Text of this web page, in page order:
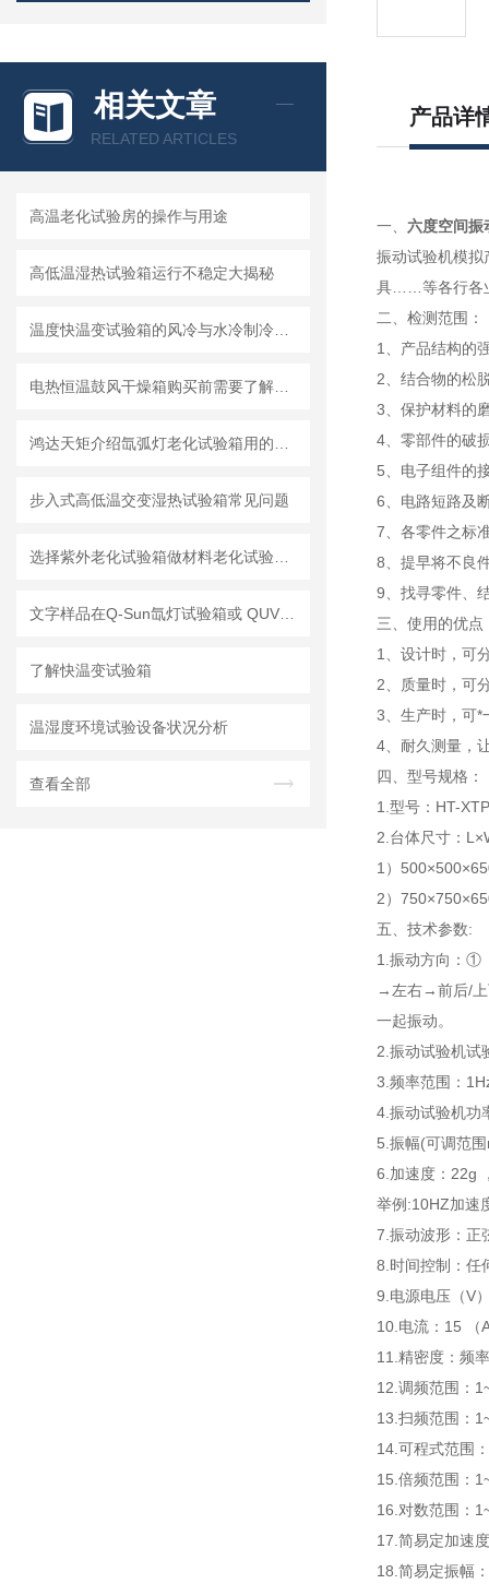
相关文章
RELATED ARTICLES
高温老化试验房的操作与用途
高低温湿热试验箱运行不稳定大揭秘
步入式高低温交变湿热试验箱常见问题
了解快温变试验箱
温湿度环境试验设备状况分析
查看全部
产品详
一、 六度空间振
振动试验机模拟
具……等各行各
二、检测范围：
1、产品结构的
2、结合物的松
3、保护材料的
4、零部件的破
5、电子组件的
6、电路短路及
7、各零件之标
8、提早将不良
9、找寻零件、
三、使用的优点
1、设计时，可
2、质量时，可
3、生产时，可*
4、耐久测量，
四、型号规格：
1.型号：HT-
2.台体尺寸：
1）
2）
五、技术参数:
1.振动方向：①
→左右→前后/
一起振动。
2.振动试验机试
3.频率范围：
4.振动试验机功
5.振幅(可调范
6.加速度：22g
举例:10HZ加速
7.振动波形：正
8.时间控制：任
9.电源电压（V
10.电流：15 （
11.精密度：频
12.调频范围：
13.扫频范围：
14.可程式范围
15.倍频范围：
16.对数范围：
17.简易定加速
18.简易定振幅